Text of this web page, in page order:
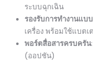
ระบบฉุกเฉิน
รองรับการทำงานแ
เครื่อง พร้อมใช้แบต
พอร์ตสื่อสารครบครัน
(ออปชัน)